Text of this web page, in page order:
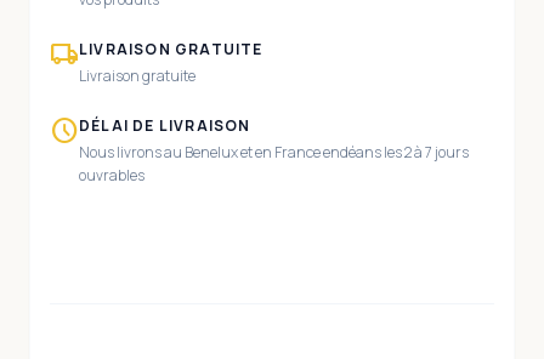
local_shippingLIVRAISON GRATUITE
Livraison gratuite
scheduleDÉLAI DE LIVRAISON
Nous livrons au Benelux et en France endéans les 2 à 7 jours
ouvrables